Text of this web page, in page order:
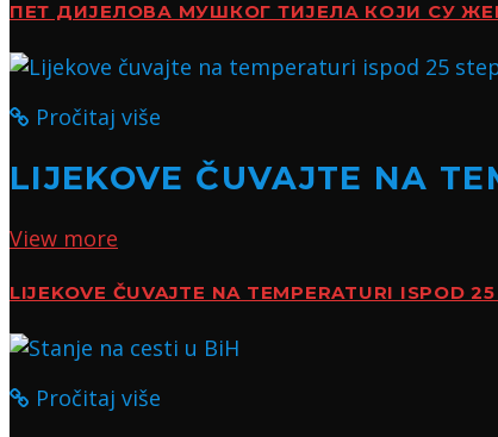
ПЕТ ДИЈЕЛОВА МУШКОГ ТИЈЕЛА КОЈИ СУ
Pročitaj više
LIJEKOVE ČUVAJTE NA
View more
LIJEKOVE ČUVAJTE NA TEMPERATURI ISPOD
Pročitaj više